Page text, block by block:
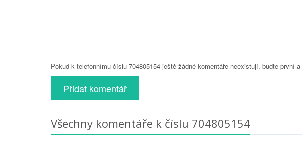
Pokud k telefonnímu číslu 704805154 ještě žádné komentáře neexistují, buďte první a
Přidat komentář
Všechny komentáře k číslu 704805154